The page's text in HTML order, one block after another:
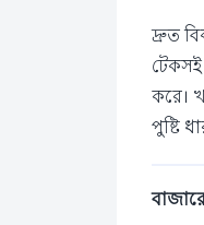
দ্রুত
টেকসই
করে।
পুষ্টি